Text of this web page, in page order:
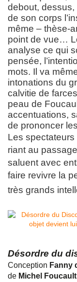
debout, dessus,
de son corps
même – thèse-
point de vue…
analyse ce qui
pensée,
mots. Il va
intonations du
calvitie de
peau de
accentuations,
de prononcer
Les spectateurs
riant au
saluent avec
faire revivre la
très grands
Désordre du
Conception Fanny
de Michel Foucault